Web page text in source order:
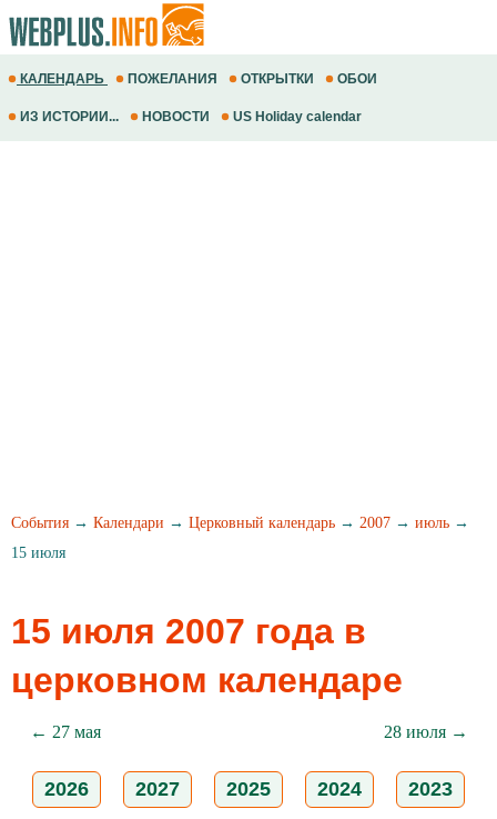
КАЛЕНДАРЬ ПОЖЕЛАНИЯ ОТКРЫТКИ ОБОИ
ИЗ ИСТОРИИ... НОВОСТИ US Holiday calendar
События → Календари → Церковный календарь → 2007 → июль →
15 июля
15 июля 2007 года в
церковном календаре
← 27 мая 28 июля →
2026 2027 2025 2024 2023